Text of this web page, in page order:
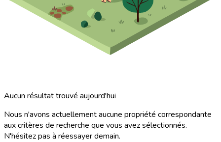
Aucun résultat trouvé aujourd'hui
Nous n'avons actuellement aucune propriété correspondante
aux critères de recherche que vous avez sélectionnés.
N'hésitez pas à réessayer demain.